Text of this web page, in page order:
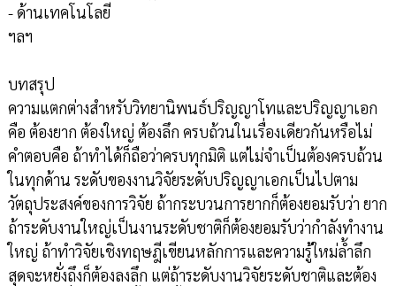
- ด้านเทคโนโลยี
ฯลฯ
บทสรุป
ความแตกต่างสำหรับวิทยานิพนธ์ปริญญาโทและปริญญาเอก
คือ ต้องยาก ต้องใหญ่ ต้องลึก ครบถ้วนในเรื่องเดียวกันหรือไม่
คำตอบคือ ถ้าทำได้ก็ถือว่าครบทุกมิติ แต่ไม่จำเป็นต้องครบถ้วน
ในทุกด้าน ระดับของงานวิจัยระดับปริญญาเอกเป็นไปตาม
วัตถุประสงค์ของการวิจัย ถ้ากระบวนการยากก็ต้องยอมรับว่า ยาก
ถ้าระดับงานใหญ่เป็นงานระดับชาติก็ต้องยอมรับว่ากำลังทำงาน
ใหญ่ ถ้าทำวิจัยเชิงทฤษฎีเขียนหลักการและความรู้ใหม่ล้ำลึก
สุดจะหยั่งถึงก็ต้องลงลึก แต่ถ้าระดับงานวิจัยระดับชาติและต้อง